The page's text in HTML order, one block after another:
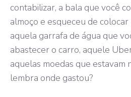
contabilizar, a bala que você
almoço e esqueceu de
aquela garrafa de água que
abastecer o carro, aquele
aquelas moedas que estavam
lembra onde gastou?